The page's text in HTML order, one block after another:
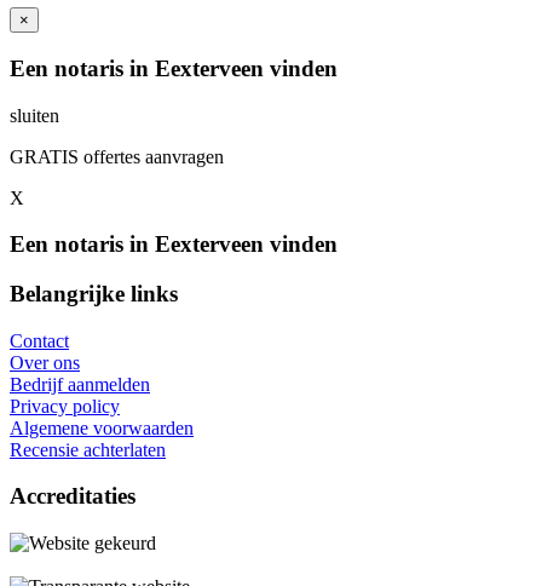
×
Een notaris in Eexterveen vinden
sluiten
GRATIS offertes aanvragen
X
Een notaris in Eexterveen vinden
Belangrijke links
Contact
Over ons
Bedrijf aanmelden
Privacy policy
Algemene voorwaarden
Recensie achterlaten
Accreditaties